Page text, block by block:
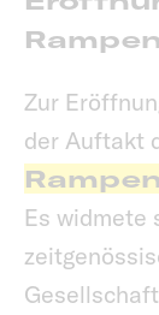
Zur
der Auftakt
Es widmete